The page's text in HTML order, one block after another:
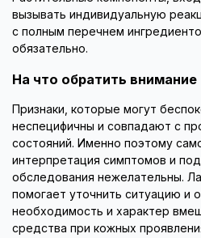
вызывать индивидуальную
с полным перечнем
обязательно.
На что обратить внимание
Признаки, которые могут
неспецифичны и совпадают с
состояний. Именно поэтому
интерпретация симптомов и
обследования нежелательны.
помогает уточнить ситуацию и
необходимость и характер
средства при кожных